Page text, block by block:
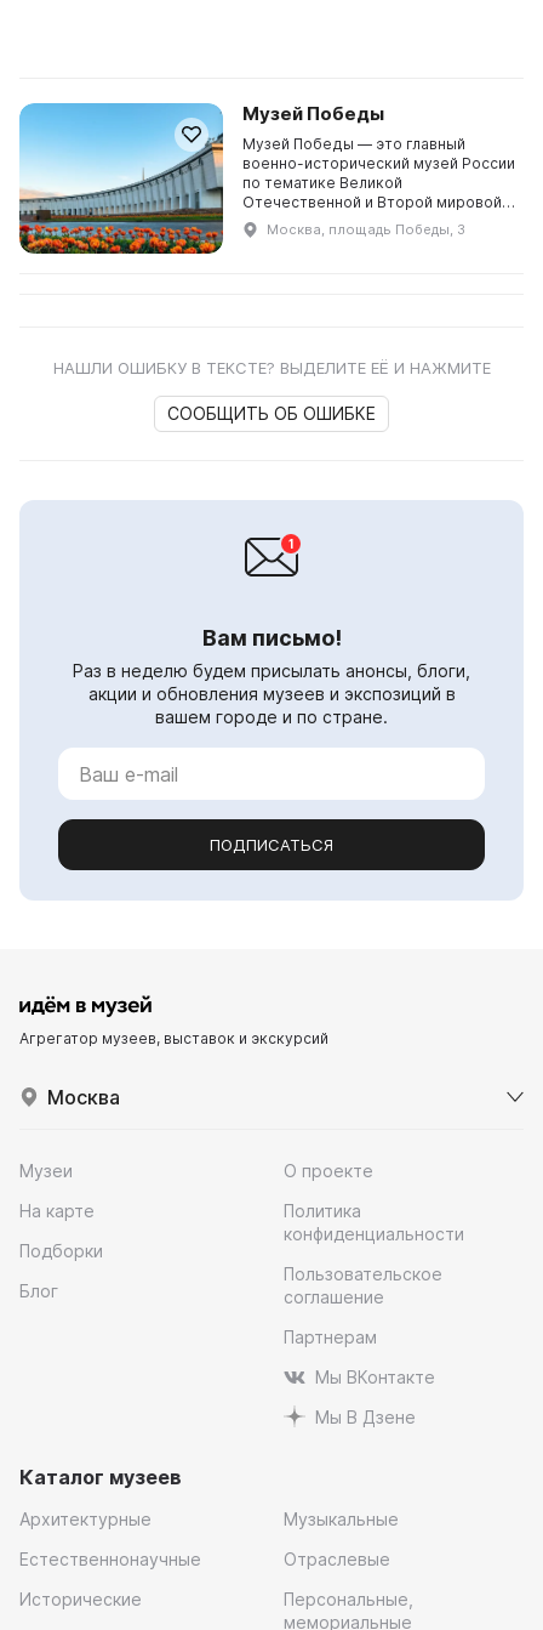
Музей Победы
Музей Победы — это главный
военно-исторический музей России
по тематике Великой
Отечественной и Второй мировой
войн, один из крупнейших военно-
исторических музеев мира,
Москва, площадь Победы, 3
НАШЛИ ОШИБКУ В ТЕКСТЕ? ВЫДЕЛИТЕ ЕЁ И НАЖМИТЕ
СООБЩИТЬ ОБ ОШИБКЕ
Вам письмо!
Раз в неделю будем присылать анонсы, блоги,
акции и обновления музеев и экспозиций в
вашем городе и по стране.
ПОДПИСАТЬСЯ
Агрегатор музеев, выставок и экскурсий
Москва
Музеи
На карте
Подборки
Блог
О проекте
Политика
конфиденциальности
Пользовательское
соглашение
Партнерам
Мы ВКонтакте
Мы В Дзене
Каталог музеев
Архитектурные
Естественнонаучные
Исторические
Музыкальные
Отраслевые
Персональные,
мемориальные